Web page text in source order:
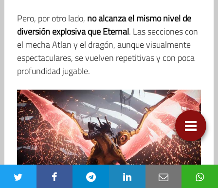
Pero, por otro lado, no alcanza el mismo nivel de
diversión explosiva que Eternal. Las secciones con
el mecha Atlan y el dragón, aunque visualmente
espectaculares, se vuelven repetitivas y con poca
profundidad jugable.